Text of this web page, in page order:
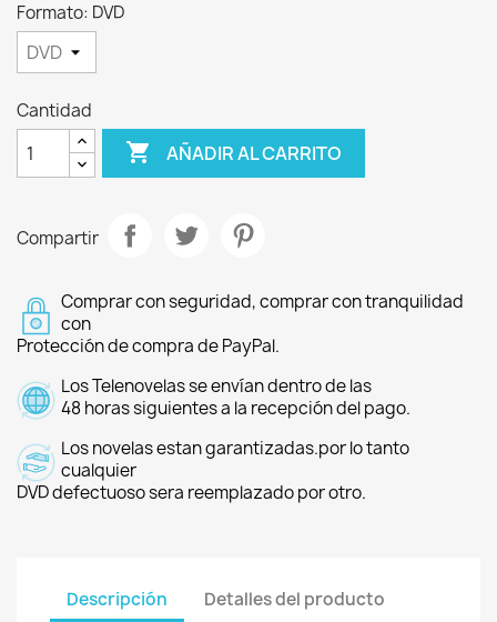
Formato: DVD
Cantidad
 AÑADIR AL CARRITO
Compartir
Comprar con seguridad, comprar con tranquilidad
con
Protección de compra de PayPal.
Los Telenovelas se envían dentro de las
48 horas siguientes a la recepción del pago.
Los novelas estan garantizadas.por lo tanto
cualquier
DVD defectuoso sera reemplazado por otro.
Descripción
Detalles del producto